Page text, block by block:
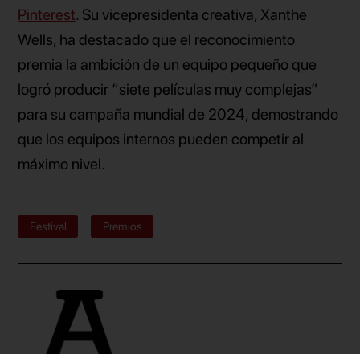
Pinterest. Su vicepresidenta creativa, Xanthe
Wells, ha destacado que el reconocimiento
premia la ambición de un equipo pequeño que
logró producir “siete películas muy complejas”
para su campaña mundial de 2024, demostrando
que los equipos internos pueden competir al
máximo nivel.
Festival Premios